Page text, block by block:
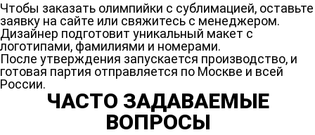
Чтобы заказать олимпийки с сублимацией, оставьте
заявку на сайте или свяжитесь с менеджером.
Дизайнер подготовит уникальный макет с
логотипами, фамилиями и номерами.
После утверждения запускается производство, и
готовая партия отправляется по Москве и всей
России.
ЧАСТО ЗАДАВАЕМЫЕ
ВОПРОСЫ